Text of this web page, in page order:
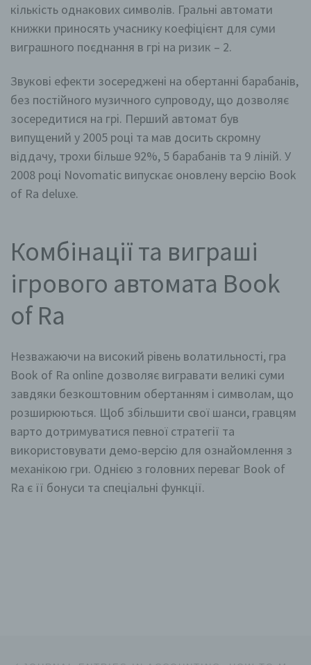
кількість однакових символів. Гральні автомати
книжки приносять учаснику коефіцієнт для суми
виграшного поєднання в грі на ризик – 2.
Звукові ефекти зосереджені на обертанні барабанів,
без постійного музичного супроводу, що дозволяє
зосередитися на грі. Перший автомат був
випущений у 2005 році та мав досить скромну
віддачу, трохи більше 92%, 5 барабанів та 9 ліній. У
2008 році Novomatic випускає оновлену версію Book
of Ra deluxe.
Комбінації та виграші
ігрового автомата Book
of Ra
Незважаючи на високий рівень волатильності, гра
Book of Ra online дозволяє вигравати великі суми
завдяки безкоштовним обертанням і символам, що
розширюються. Щоб збільшити свої шанси, гравцям
варто дотримуватися певної стратегії та
використовувати демо-версію для ознайомлення з
механікою гри. Однією з головних переваг Book of
Ra є її бонуси та спеціальні функції.
g) Verantwortlicher oder für die Verarbeitung
Verantwortlicher
Verantwortlicher oder für die Verarbeitung
Verantwortlicher ist die natürliche oder juristische
Person, Behörde, Einrichtung oder andere Stelle, die
allein oder gemeinsam mit anderen über die Zwecke
und Mittel der Verarbeitung von personenbezogenen
Daten entscheidet. Sind die Zwecke und Mittel dieser
Verarbeitung durch das Unionsrecht oder das Recht
der Mitgliedstaaten vorgegeben, so kann der
Verantwortliche beziehungsweise können die
bestimmten Kriterien seiner Benennung nach dem
Unionsrecht oder dem Recht der Mitgliedstaaten
h) Auftragsverarbeiter
Auftragsverarbeiter ist eine natürliche oder juristische
Person, Behörde, Einrichtung oder andere Stelle, die
personenbezogene Daten im Auftrag des
Verantwortlichen verarbeitet.
i) Empfänger
Empfänger ist eine natürliche oder juristische Person,
Behörde, Einrichtung oder andere Stelle, der
personenbezogene Daten offengelegt werden,
unabhängig davon, ob es sich bei ihr um einen Dritten
handelt oder nicht. Behörden, die im Rahmen eines
bestimmten Untersuchungsauftrags nach dem
Unionsrecht oder dem Recht der Mitgliedstaaten
möglicherweise personenbezogene Daten erhalten,
gelten jedoch nicht als Empfänger.